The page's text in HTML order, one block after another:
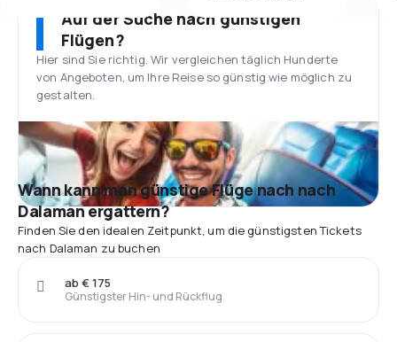
Auf der Suche nach günstigen
Flügen?
Hier sind Sie richtig. Wir vergleichen täglich Hunderte
von Angeboten, um Ihre Reise so günstig wie möglich zu
gestalten.
Wann kann man günstige Flüge nach nach
Dalaman ergattern?
Finden Sie den idealen Zeitpunkt, um die günstigsten Tickets
nach Dalaman zu buchen
Günstigster Hin- und Rückflug
ab € 175